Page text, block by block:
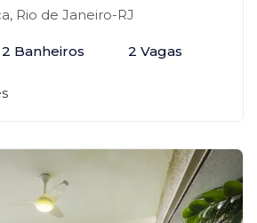
Rio de Janeiro-RJ
2 Banheiros 2 Vagas